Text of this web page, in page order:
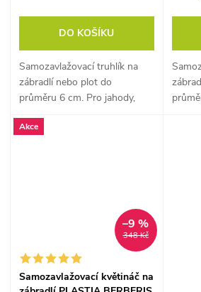
DO KOŠÍKU
Samozavlažovací truhlík na
zábradlí nebo plot do
průměru 6 cm. Pro jahody,
Akce
348 Kč
–9 %
Samozavlažovací květináč na